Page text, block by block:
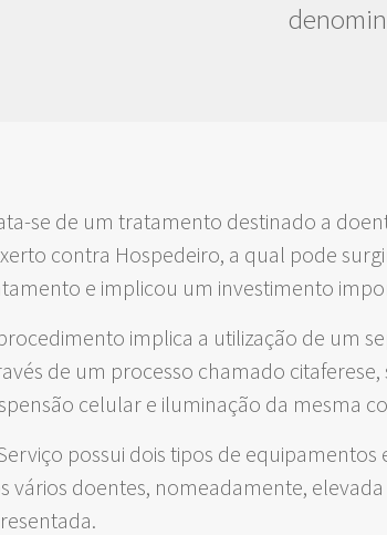
se de um tratamento destinado a
contra Hospedeiro, a qual pode
e implicou um investimento
implica a utilização de um
de um processo chamado
celular e iluminação da mesma
possui dois tipos de
vários doentes, nomeadamente,